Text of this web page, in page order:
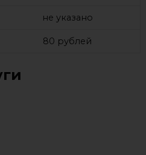
не указано
80 рублей